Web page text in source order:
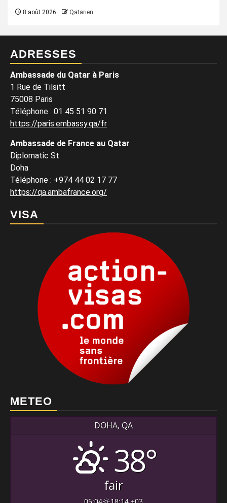
8 août 2026 Qatarien
ADRESSES
Ambassade du Qatar à Paris
1 Rue de Tilsitt
75008 Paris
Téléphone : 01 45 51 90 71
https://paris.embassy.qa/fr
Ambassade de France au Qatar
Diplomatic St
Doha
Téléphone : +974 44 02 17 77
https://qa.ambafrance.org/
VISA
METEO
DOHA, QA
38°
fair
05:04 18:14 +03